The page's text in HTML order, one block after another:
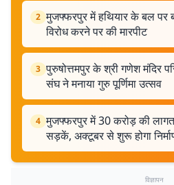
2 मुजफ्फरपुर में हथियार के बल पर
विरोध करने पर की मारपीट
3 पुरुषोत्तमपुर के श्री गणेश मंदिर
संघ ने मनाया गुरु पूर्णिमा उत्सव
4 मुजफ्फरपुर में 30 करोड़ की
सड़कें, अक्टूबर से शुरू होगा
विज्ञापन